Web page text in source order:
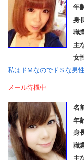
年
身
職
主
女
私はドＭなのでドＳな男
メール待機中
名
年
身
職
主